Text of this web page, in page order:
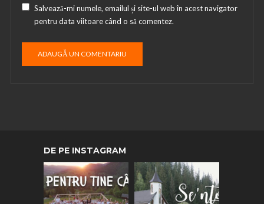
Salvează-mi numele, emailul și site-ul web în acest navigator
pentru data viitoare când o să comentez.
DE PE INSTAGRAM